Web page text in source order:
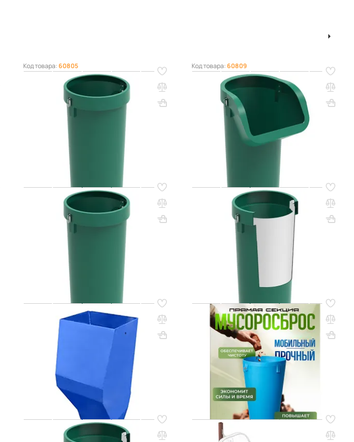
Код товара:60805
Секция мусоросброса прямая зеленая,
ВхШхГ, мм: 1200х610
Вес, кг: 7.5
915 000 сум
В КОРЗИНУ
Код товара:60809
Секция мусоросброса приемная
зеленая, без цепей
ВхШхГ, мм: 1200х734
Вес, кг: 10
(0)
1 063 000 сум
q_108255 В КОРЗИНУ
60804
Секция мусоросброса прямая зеленая,
ВхШхГ, мм: 1200х610
Вес, кг: 8.5
1 001 000 сум
q_108250 В КОРЗИНУ
60802
Секция мусоросброса прямая
(усиленная) зеленая, с цепями
ВхШхГ, мм: 1200х610
Вес, кг: 12.5
1 424 000 сум
q_108248 В КОРЗИНУ
80707
Гаситель скорости для мусоросброса
ВхШхГ, мм: 1140х695х632
Вес, кг: 39
(0)
4 548 000 сум
q_260470 В КОРЗИНУ
80711
Прямая секция мусоросброса (с
цепями)
ВхШхГ, мм: 1100х540х540
Вес, кг: 6
(0)
1 207 000 сум
В КОРЗИНУ
60803
Секция мусоросброса прямая
(усиленная) зеленая, без цепей
60795
Кронштейн для мусоросбросов,
крепление к лесам